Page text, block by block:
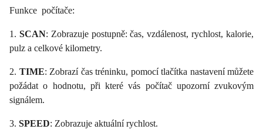
Funkce počítače:
1. SCAN: Zobrazuje postupně: čas, vzdálenost, rychlost, kalorie,
pulz a celkové kilometry.
2. TIME: Zobrazí čas tréninku, pomocí tlačítka nastavení můžete
požádat o hodnotu, při které vás počítač upozorní zvukovým
signálem.
3. SPEED: Zobrazuje aktuální rychlost.